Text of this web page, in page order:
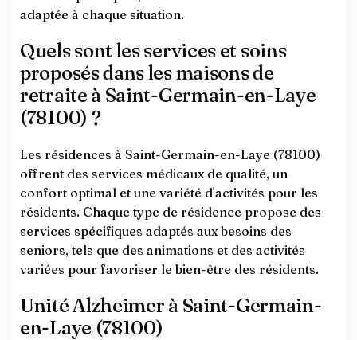
adaptée à chaque situation.
Quels sont les services et soins
proposés dans les maisons de
retraite à Saint-Germain-en-Laye
(78100) ?
Les résidences à Saint-Germain-en-Laye (78100)
offrent des services médicaux de qualité, un
confort optimal et une variété d'activités pour les
résidents. Chaque type de résidence propose des
services spécifiques adaptés aux besoins des
seniors, tels que des animations et des activités
variées pour favoriser le bien-être des résidents.
Unité Alzheimer à Saint-Germain-
en-Laye (78100)